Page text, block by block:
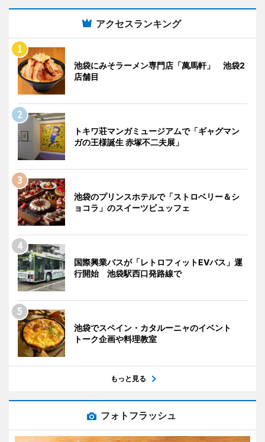
アクセスランキング
池袋にみそラーメン専門店「萬馬軒」 池袋2
店舗目
トキワ荘マンガミュージアムで「ギャグマン
ガの王様誕生 赤塚不二夫展」
池袋のプリンスホテルで「ストロベリー＆シ
ョコラ」のスイーツビュッフェ
国際興業バスが「レトロフィットEVバス」運
行開始 池袋駅西口発路線で
池袋でスペイン・カタルーニャのイベント
トーク企画や料理教室
もっと見る
フォトフラッシュ